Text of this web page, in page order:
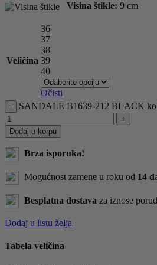
Visina štikle: 9 cm
Veličina
36
37
38
39
40
Očisti
SANDALE B1639-212 BLACK
Dodaj u korpu
Brza isporuka!
Mogućnost zamene u roku od 14
Besplatna dostava za iznose
Dodaj u listu želja
Tabela veličina